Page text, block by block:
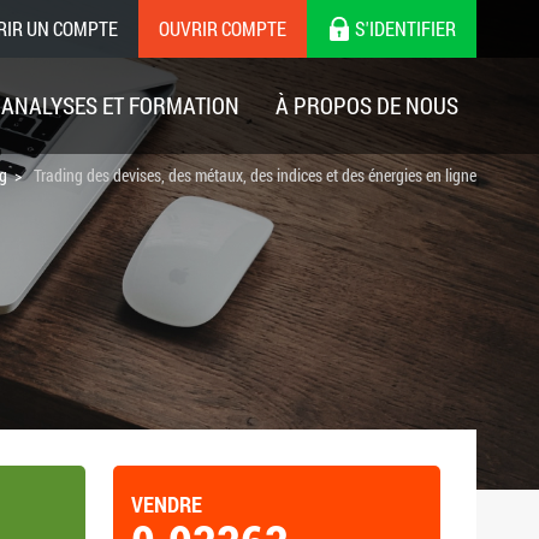
UN COMPTE OUVRIR COMPTE S'IDENTIFIER
ANALYSES ET FORMATION À PROPOS DE NOUS
Trading des devises, des métaux, des indices et des énergies en ligne
VENDRE